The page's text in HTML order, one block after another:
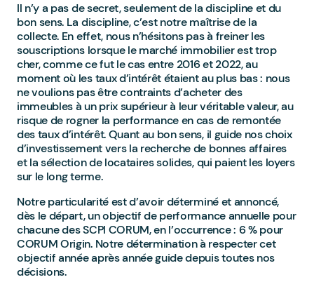
Il n’y a pas de secret, seulement de la discipline et du
bon sens. La discipline, c’est notre maîtrise de la
collecte. En effet, nous n’hésitons pas à freiner les
souscriptions lorsque le marché immobilier est trop
cher, comme ce fut le cas entre 2016 et 2022, au
moment où les taux d’intérêt étaient au plus bas : nous
ne voulions pas être contraints d’acheter des
immeubles à un prix supérieur à leur véritable valeur, au
risque de rogner la performance en cas de remontée
des taux d’intérêt. Quant au bon sens, il guide nos choix
d’investissement vers la recherche de bonnes affaires
et la sélection de locataires solides, qui paient les loyers
sur le long terme.
Notre particularité est d’avoir déterminé et annoncé,
dès le départ, un objectif de performance annuelle pour
chacune des SCPI CORUM, en l’occurrence : 6 % pour
CORUM Origin. Notre détermination à respecter cet
objectif année après année guide depuis toutes nos
décisions.